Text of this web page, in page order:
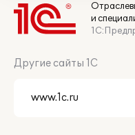
и
Другие сайты 1С